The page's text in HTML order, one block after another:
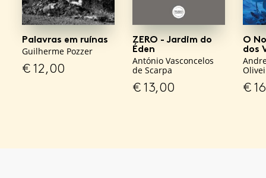
Palavras em ruínas
Guilherme Pozzer
€12,00
ZERO - Jardim do
Éden
António Vasconcelos
de Scarpa
€13,00
O
dos
€